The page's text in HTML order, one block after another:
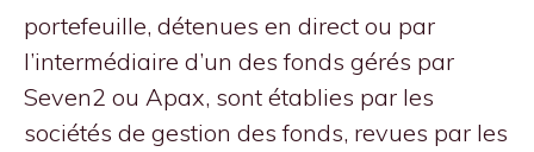
portefeuille, détenues en direct ou par
l’intermédiaire d’un des fonds gérés par
Seven2 ou Apax, sont établies par les
sociétés de gestion des fonds, revues par les